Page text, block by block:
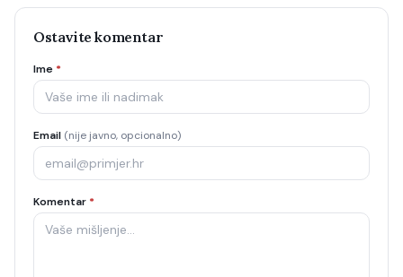
Ostavite komentar
Ime *
Email (nije javno, opcionalno)
Komentar *